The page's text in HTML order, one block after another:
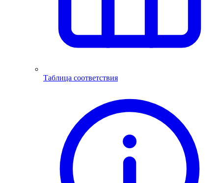
Таблица соответствия